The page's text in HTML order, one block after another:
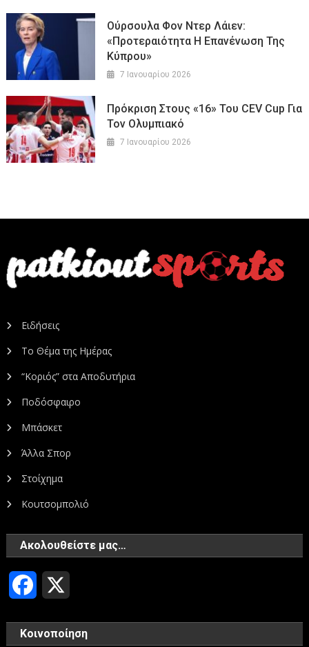
Ούρσουλα Φον Ντερ Λάιεν:
«Προτεραιότητα Η Επανένωση Της
Κύπρου»
7 Ιανουαρίου 2026
Πρόκριση Στους «16» Του CEV Cup Για
Τον Ολυμπιακό
7 Ιανουαρίου 2026
Ειδήσεις
Το Θέμα της Ημέρας
“Κοριός” στα Αποδυτήρια
Ποδόσφαιρο
Μπάσκετ
Άλλα Σπορ
Στοίχημα
Κουτσομπολιό
Ακολουθείστε μας…
Facebook
Κοινοποίηση